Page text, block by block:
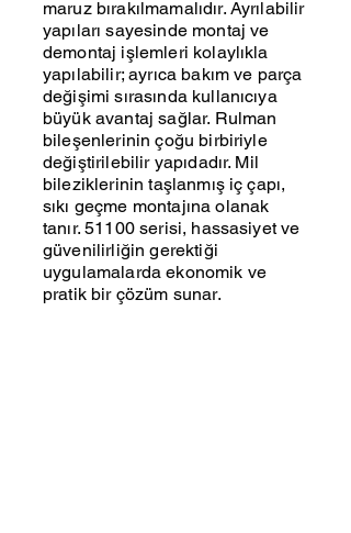
maruz bırakılmamalıdır. Ayrılabilir
yapıları sayesinde montaj ve
demontaj işlemleri kolaylıkla
yapılabilir; ayrıca bakım ve parça
değişimi sırasında kullanıcıya
büyük avantaj sağlar. Rulman
bileşenlerinin çoğu birbiriyle
değiştirilebilir yapıdadır. Mil
bileziklerinin taşlanmış iç çapı,
sıkı geçme montajına olanak
tanır. 51100 serisi, hassasiyet ve
güvenilirliğin gerektiği
uygulamalarda ekonomik ve
pratik bir çözüm sunar.